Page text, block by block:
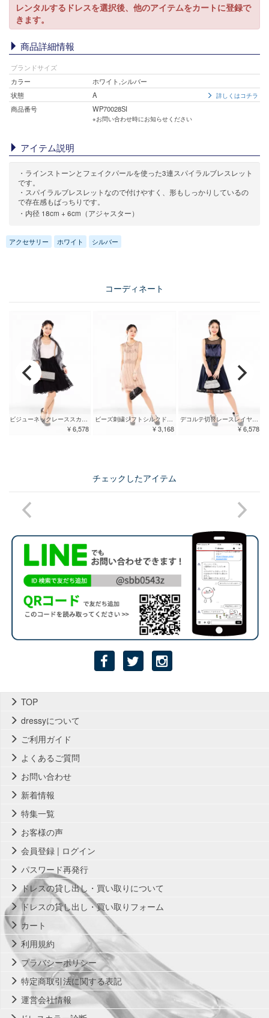
レンタルするドレスを選択後、他のアイテムをカートに登録で
きます。
商品詳細情報
ブランドサイズ
カラー
ホワイト,シルバー
状態
A 詳しくはコチラ
商品番号 WP70028SI
※お問い合わせ時にお知らせください
アイテム説明
・ラインストーンとフェイクパールを使った3連スパイラルブレスレット
です。
・スパイラルブレスレットなので付けやすく、形もしっかりしているの
で存在感もばっちりです。
・内径 18cm + 6cm（アジャスター）
アクセサリー ホワイト シルバー
コーディネート
¥ 3,168 ¥ 6,578
¥ 6,578
チェックしたアイテム
TOP
dressyについて
ご利用ガイド
よくあるご質問
お問い合わせ
新着情報
特集一覧
お客様の声
会員登録 | ログイン
パスワード再発行
ドレスの貸し出し・買い取りについて
ドレスの貸し出し・買い取りフォーム
カート
利用規約
プラバシーポリシー
特定商取引法に関する表記
運営会社情報